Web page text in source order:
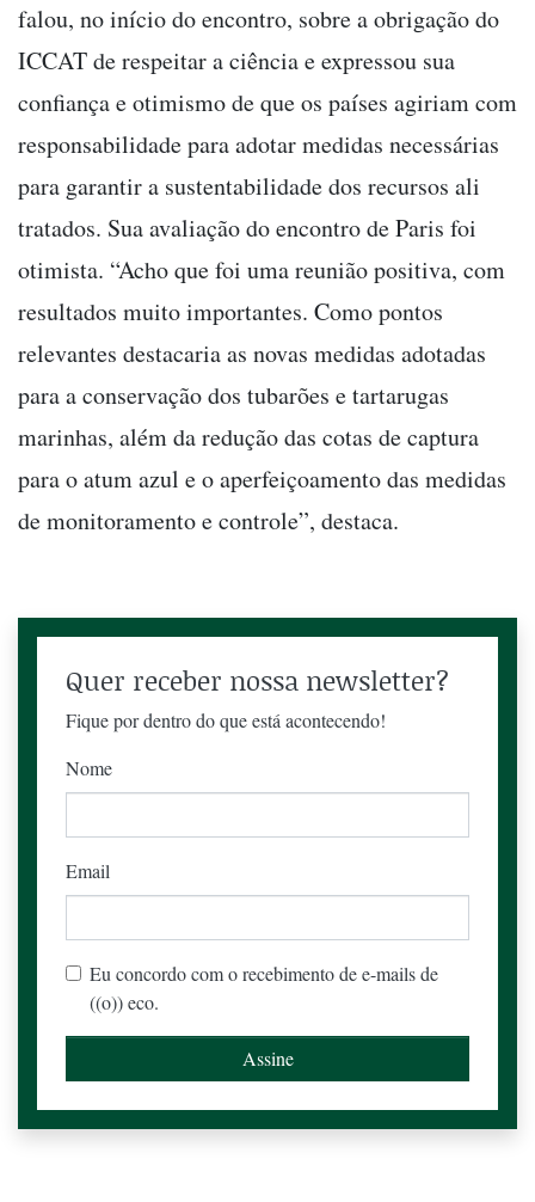
falou, no início do encontro, sobre a obrigação do
ICCAT de respeitar a ciência e expressou sua
confiança e otimismo de que os países agiriam com
responsabilidade para adotar medidas necessárias
para garantir a sustentabilidade dos recursos ali
tratados. Sua avaliação do encontro de Paris foi
otimista. “Acho que foi uma reunião positiva, com
resultados muito importantes. Como pontos
relevantes destacaria as novas medidas adotadas
para a conservação dos tubarões e tartarugas
marinhas, além da redução das cotas de captura
para o atum azul e o aperfeiçoamento das medidas
de monitoramento e controle”, destaca.
Quer receber nossa newsletter?
Fique por dentro do que está acontecendo!
Nome
Email
Eu concordo com o recebimento de e-mails de
((o)) eco.